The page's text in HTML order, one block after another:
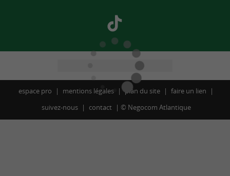
espace pro mentions légales plan du site
faire un lien
suivez-nous
contact © Negocom Atlantique